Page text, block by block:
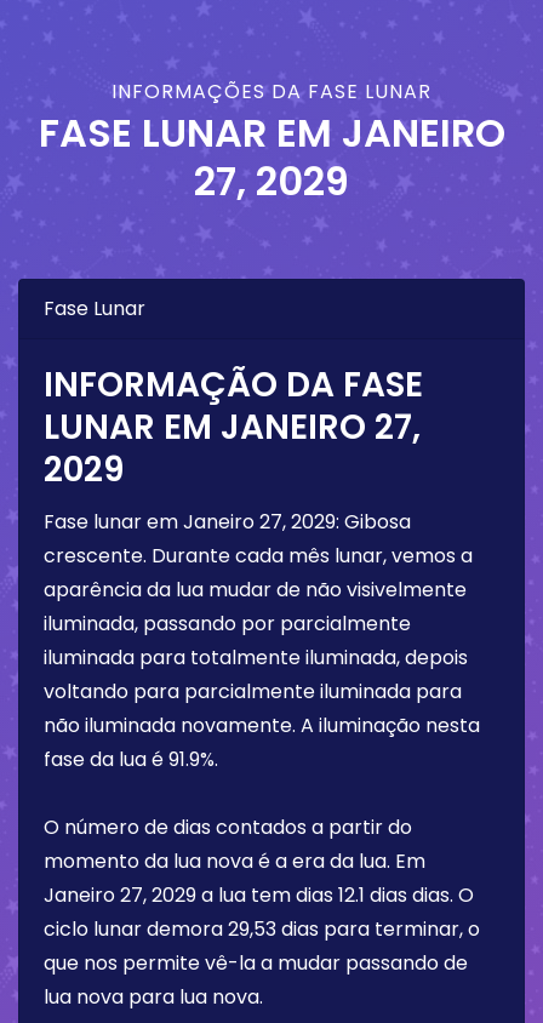
INFORMAÇÕES DA FASE LUNAR
FASE LUNAR EM JANEIRO
27, 2029
Fase Lunar
INFORMAÇÃO DA FASE
LUNAR EM JANEIRO 27,
2029
Fase lunar emJaneiro 27, 2029: Gibosa
crescente. Durante cada mês lunar, vemos a
aparência da lua mudar de não visivelmente
iluminada, passando por parcialmente
iluminada para totalmente iluminada, depois
voltando para parcialmente iluminada para
não iluminada novamente. A iluminação nesta
fase da lua é91.9%.
O número de dias contados a partir do
momento da lua nova é a era da lua. Em
Janeiro 27, 2029a lua tem dias 12.1 dias dias. O
ciclo lunar demora 29,53 dias para terminar, o
que nos permite vê-la a mudar passando de
lua nova para lua nova.